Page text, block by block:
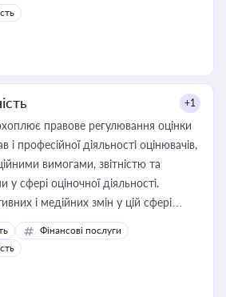
+1
правове регулювання оцінки
професійної діяльності оцінювачів,
вимогами, звітністю та
сфері оціночної діяльності.
і медійних змін у цій сфері
бізнесу, керівника, юриста або
приватизації, оренди
угод і перевірки
діяльності
Фінансові послуги